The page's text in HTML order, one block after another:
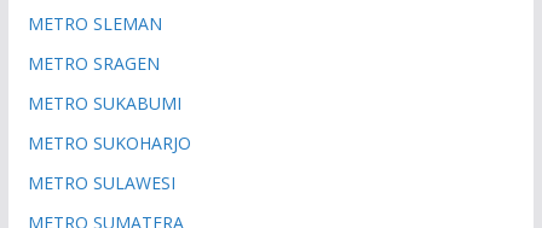
METRO SLEMAN
METRO SRAGEN
METRO SUKABUMI
METRO SUKOHARJO
METRO SULAWESI
METRO SUMATERA